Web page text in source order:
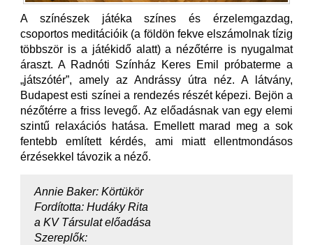
A színészek játéka színes és érzelemgazdag,
csoportos meditációik (a földön fekve elszámolnak tízig
többször is a játékidő alatt) a nézőtérre is nyugalmat
áraszt. A Radnóti Színház Keres Emil próbaterme a
„játszótér”, amely az Andrássy útra néz. A látvány,
Budapest esti színei a rendezés részét képezi. Bejön a
nézőtérre a friss levegő. Az előadásnak van egy elemi
szintű relaxációs hatása. Emellett marad meg a sok
fentebb említett kérdés, ami miatt ellentmondásos
érzésekkel távozik a néző.
Annie Baker: Körtükör
Fordította: Hudáky Rita
a KV Társulat előadása
Szereplők: